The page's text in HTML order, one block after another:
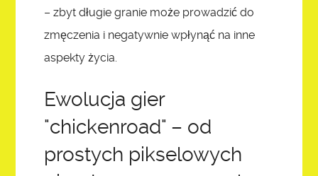
– zbyt długie granie może prowadzić do
zmęczenia i negatywnie wpłynąć na inne
aspekty życia.
Ewolucja gier
"chickenroad" – od
prostych pikselowych